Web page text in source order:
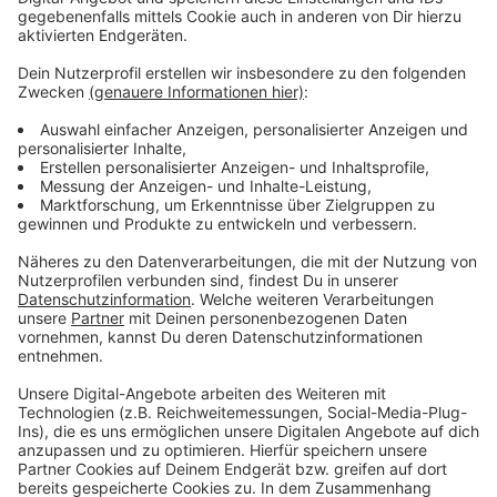
Anzeige
Vorstellen brauchen wir ihn euch nicht. Seit 2003
treibt Jürgen Bangert nun als "Elvis Eifel" seine Späße
am Telefon mit seinen Hörerinnen und Hörern im Radio.
Aber selbst seine 'Opfer' müssen am Ende mit lachen -
wenn auch nicht immer. Und weil Elvis das noch viele
Jahre weitermachen möchte, benötigt er eure
Unterstützung. Ihr habt gerade jemanden im Kopf, dem
mal ein Streich gespielt werden sollte? Dann nutzt
das Formular und tretet mit Elvis direkt in Kontakt! Er
freut sich auf jede neue Nachricht.
Anzeige